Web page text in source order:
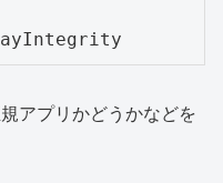
アプリかどうかなどを